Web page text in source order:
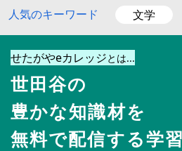
人気のキーワード 文学
せたがやeカレッジとは...
世田谷の
豊かな知識材を
無料で配信する学